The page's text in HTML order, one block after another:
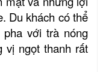
Du khách có thể
với trà nóng
vị ngọt thanh rất